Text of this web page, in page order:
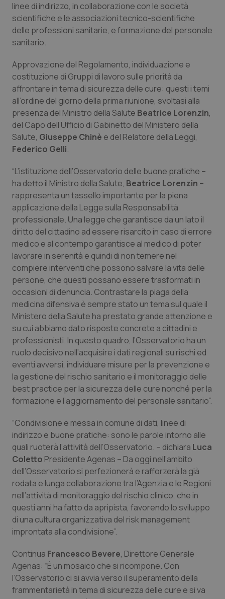
Friuli Venezia Giulia
Lazio
Liguria
Lombardia
Marche
Molise
Piemonte
Provincia Autonoma di Bolzano
Provincia Autonoma di Trento
Puglia
Sardegna
Sicilia
Toscana
Umbria
Valle D’Aosta
Veneto
Dermatite Atopica
Diabete & glucometri
Disturbi dell’umore
Dolore
Donna & Salute
Epatiti
HIV
Infezioni & Febbre
Ipertensione & Scompenso
Malattie rare
Malattia di Crohn & Rettocolite Ulcerosa
Neuroscienze & patologie neurodegenerative
Obesità
Oftalmologia
Oncodermatologia
Oncoematologia
Oncologia & Nutrizione
Psoriasi & pelle
Quotidiano Cardiologia
Quotidiano Chirurgia
Quotidiano Oncologia
Quotidiano Pediatria
Rene & patologie urogenitali
linee di indirizzo, in collaborazione con le società
scientifiche e le associazioni tecnico-scientifiche
delle professioni sanitarie, e formazione del personale
sanitario.
Approvazione del Regolamento, individuazione e
costituzione di Gruppi di lavoro sulle priorità da
affrontare in tema di sicurezza delle cure: questi i temi
all’ordine del giorno della prima riunione, svoltasi alla
presenza del Ministro della Salute Beatrice Lorenzin,
del Capo dell’Ufficio di Gabinetto del Ministero della
Salute, Giuseppe Chinè e del Relatore della Leggi,
Federico Gelli.
“L’istituzione dell’Osservatorio delle buone pratiche –
ha detto il Ministro della Salute, Beatrice Lorenzin –
rappresenta un tassello importante per la piena
applicazione della Legge sulla Responsabilità
professionale. Una legge che garantisce da un lato il
diritto del cittadino ad essere risarcito in caso di errore
medico e al contempo garantisce al medico di poter
lavorare in serenità e quindi di non temere nel
compiere interventi che possono salvare la vita delle
persone, che questi possano essere trasformati in
occasioni di denuncia. Contrastare la piaga della
medicina difensiva è sempre stato un tema sul quale il
Ministero della Salute ha prestato grande attenzione e
su cui abbiamo dato risposte concrete a cittadini e
professionisti. In questo quadro, l’Osservatorio ha un
ruolo decisivo nell’acquisire i dati regionali su rischi ed
eventi avversi, individuare misure per la prevenzione e
la gestione del rischio sanitario e il monitoraggio delle
best practice per la sicurezza delle cure nonché per la
formazione e l’aggiornamento del personale sanitario”.
“Condivisione e messa in comune di dati, linee di
indirizzo e buone pratiche: sono le parole intorno alle
quali ruoterà l’attività dell’Osservatorio. – dichiara Luca
Coletto Presidente Agenas – Da oggi nell’ambito
dell’Osservatorio si perfezionerà e rafforzerà la già
rodata e lunga collaborazione tra l’Agenzia e le Regioni
nell’attività di monitoraggio del rischio clinico, che in
questi anni ha fatto da apripista, favorendo lo sviluppo
di una cultura organizzativa del risk management
improntata alla condivisione”.
Continua Francesco Bevere, Direttore Generale
Agenas: “È un mosaico che si ricompone. Con
l’Osservatorio ci si avvia verso il superamento della
frammentarietà in tema di sicurezza delle cure e si va